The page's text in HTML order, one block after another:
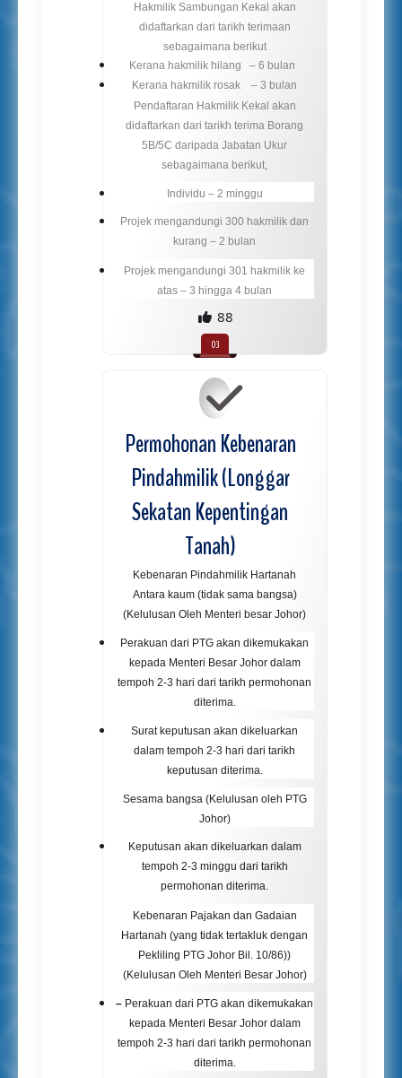
Hakmilik Sambungan Kekal akan
didaftarkan dari tarikh terimaan
sebagaimana berikut
Kerana hakmilik hilang – 6 bulan
Kerana hakmilik rosak – 3 bulan
Pendaftaran Hakmilik Kekal akan
didaftarkan dari tarikh terima Borang
5B/5C daripada Jabatan Ukur
sebagaimana berikut,
Individu – 2 minggu
Projek mengandungi 300 hakmilik dan
kurang – 2 bulan
Projek mengandungi 301 hakmilik ke
atas – 3 hingga 4 bulan
88
Permohonan Kebenaran
Pindahmilik (Longgar
Sekatan Kepentingan
Tanah)
Kebenaran Pindahmilik Hartanah
Antara kaum (tidak sama bangsa)
(Kelulusan Oleh Menteri besar Johor)
Perakuan dari PTG akan dikemukakan
kepada Menteri Besar Johor dalam
tempoh 2-3 hari dari tarikh permohonan
diterima.
Surat keputusan akan dikeluarkan
dalam tempoh 2-3 hari dari tarikh
keputusan diterima.
Sesama bangsa (Kelulusan oleh PTG
Johor)
Keputusan akan dikeluarkan dalam
tempoh 2-3 minggu dari tarikh
permohonan diterima.
Kebenaran Pajakan dan Gadaian
Hartanah (yang tidak tertakluk dengan
Pekliling PTG Johor Bil. 10/86))
(Kelulusan Oleh Menteri Besar Johor)
– Perakuan dari PTG akan dikemukakan
kepada Menteri Besar Johor dalam
tempoh 2-3 hari dari tarikh permohonan
diterima.